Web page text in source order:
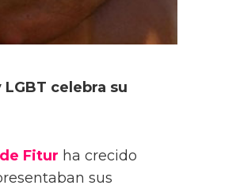
LGBT celebra su
Fitur ha crecido
sus